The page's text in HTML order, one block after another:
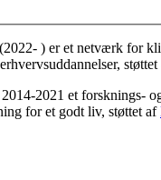
) er et netværk for
2021 et forsknings-
for et godt liv, støttet af